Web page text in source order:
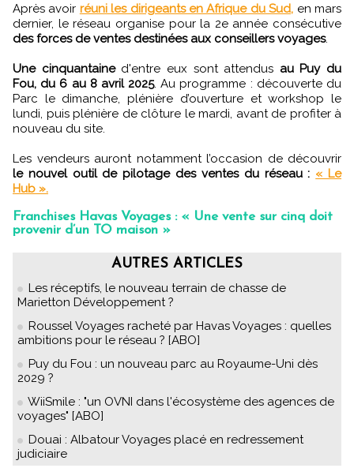
Après avoir réuni les dirigeants en Afrique du Sud, en mars
dernier, le réseau organise pour la 2e année consécutive
des forces de ventes destinées aux conseillers voyages.
Une cinquantained'entre eux sont attendus au Puy du
Fou, du 6 au 8 avril 2025. Au programme : découverte du
Parc le dimanche, plénière d’ouverture et workshop le
lundi, puis plénière de clôture le mardi, avant de profiter à
nouveau du site.
Les vendeurs auront notamment l’occasion de découvrir
le nouvel outil de pilotage des ventes du réseau : « Le
Hub ».
Franchises Havas Voyages : « Une vente sur cinq doit
provenir d’un TO maison »
AUTRES ARTICLES
Les réceptifs, le nouveau terrain de chasse de
Marietton Développement ?
Roussel Voyages racheté par Havas Voyages : quelles
ambitions pour le réseau ? [ABO]
Puy du Fou : un nouveau parc au Royaume-Uni dès
2029 ?
WiiSmile : "un OVNI dans l'écosystème des agences de
voyages" [ABO]
Douai : Albatour Voyages placé en redressement
judiciaire